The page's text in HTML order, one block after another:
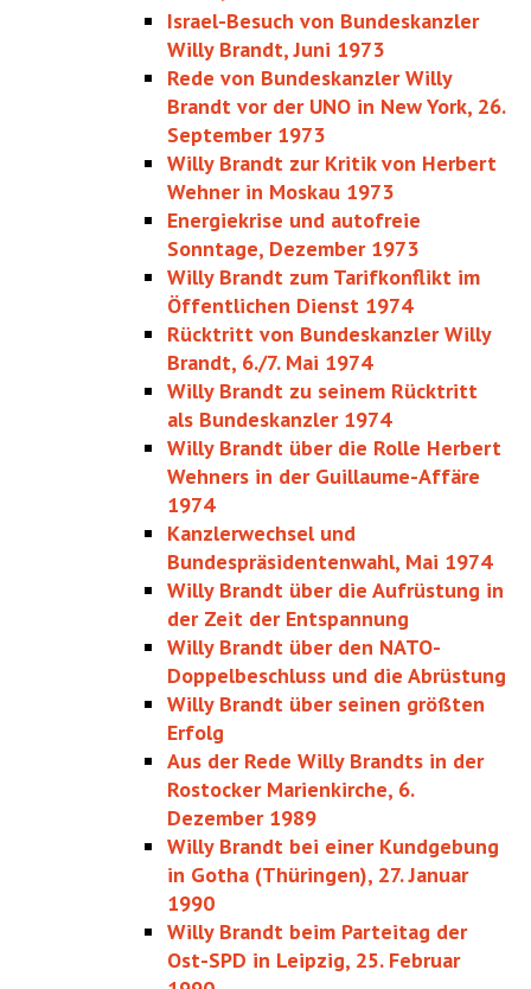
Israel-Besuch von Bundeskanzler
Willy Brandt, Juni 1973
Rede von Bundeskanzler Willy
Brandt vor der UNO in New York, 26.
September 1973
Willy Brandt zur Kritik von Herbert
Wehner in Moskau 1973
Energiekrise und autofreie
Sonntage, Dezember 1973
Willy Brandt zum Tarifkonflikt im
Öffentlichen Dienst 1974
Rücktritt von Bundeskanzler Willy
Brandt, 6./7. Mai 1974
Willy Brandt zu seinem Rücktritt
als Bundeskanzler 1974
Willy Brandt über die Rolle Herbert
Wehners in der Guillaume-Affäre
1974
Kanzlerwechsel und
Bundespräsidentenwahl, Mai 1974
Willy Brandt über die Aufrüstung in
der Zeit der Entspannung
Willy Brandt über den NATO-
Doppelbeschluss und die Abrüstung
Willy Brandt über seinen größten
Erfolg
Aus der Rede Willy Brandts in der
Rostocker Marienkirche, 6.
Dezember 1989
Willy Brandt bei einer Kundgebung
in Gotha (Thüringen), 27. Januar
1990
Willy Brandt beim Parteitag der
Ost-SPD in Leipzig, 25. Februar